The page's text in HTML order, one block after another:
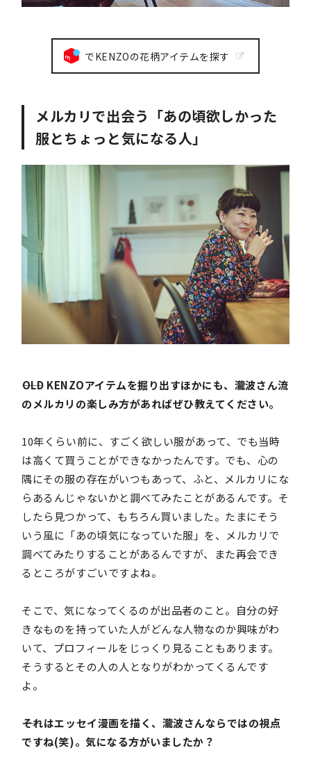
でKENZOの花柄アイテムを探す
メルカリで出会う「あの頃欲しかった
服とちょっと気になる人」
――OLD KENZOアイテムを掘り出すほかにも、瀧波さん流
のメルカリの楽しみ方があればぜひ教えてください。
10年くらい前に、すごく欲しい服があって、でも当時
は高くて買うことができなかったんです。でも、心の
隅にその服の存在がいつもあって、ふと、メルカリにな
らあるんじゃないかと調べてみたことがあるんです。そ
したら見つかって、もちろん買いました。たまにそう
いう風に「あの頃気になっていた服」を、メルカリで
調べてみたりすることがあるんですが、また再会でき
るところがすごいですよね。
そこで、気になってくるのが出品者のこと。自分の好
きなものを持っていた人がどんな人物なのか興味がわ
いて、プロフィールをじっくり見ることもあります。
そうするとその人の人となりがわかってくるんです
よ。
――それはエッセイ漫画を描く、瀧波さんならではの視点
ですね(笑)。気になる方がいましたか？